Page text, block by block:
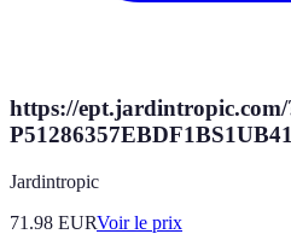
https://ept.jardintropic.com/
Jardintropic
71.98 EURVoir le prix